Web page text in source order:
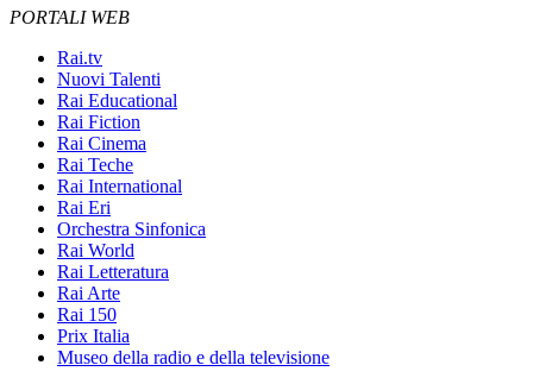
PORTALI WEB
Rai.tv
Nuovi Talenti
Rai Educational
Rai Fiction
Rai Cinema
Rai Teche
Rai International
Rai Eri
Orchestra Sinfonica
Rai World
Rai Letteratura
Rai Arte
Rai 150
Prix Italia
Museo della radio e della televisione